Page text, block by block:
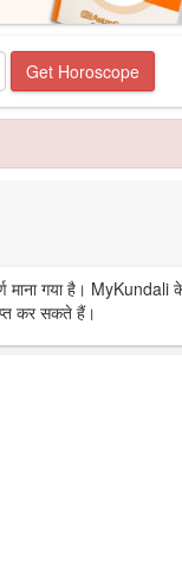
Get Horoscope
माना गया है।
कर सकते हैं।